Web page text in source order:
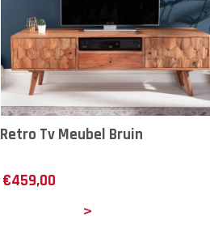
Retro Tv Meubel Bruin
€459,00